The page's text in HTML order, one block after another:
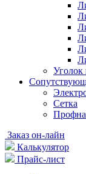
Сетка
Заказ он-лайн
Калькулятор
Прайс-лист